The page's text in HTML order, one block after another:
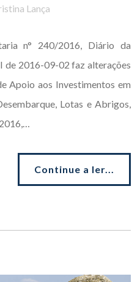
Lança
n° 240/2016, Diário da
de 2016-09-02 faz alterações
Apoio aos Investimentos em
Lotas e Abrigos,
Continue a ler...